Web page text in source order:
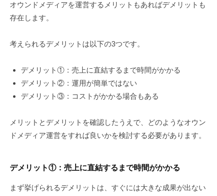
オウンドメディアを運営するメリットもあればデメリットも
存在します。
考えられるデメリットは以下の3つです。
デメリット①：売上に直結するまで時間がかかる
デメリット②：運用が簡単ではない
デメリット③：コストがかかる場合もある
メリットとデメリットを確認したうえで、どのようなオウン
ドメディア運営をすれば良いかを検討する必要があります。
デメリット①：売上に直結するまで時間がかかる
まず挙げられるデメリットは、すぐには大きな成果が出ない